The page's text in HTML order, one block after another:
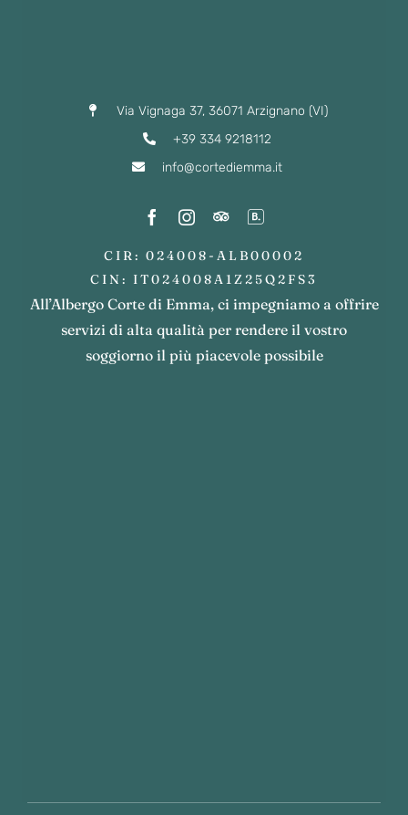
Via Vignaga 37, 36071 Arzignano (VI)
+39 334 9218112
info@cortediemma.it
CIR: 024008-ALB00002
CIN: IT024008A1Z25Q2FS3
All’Albergo Corte di Emma, ci impegniamo a offrire
servizi di alta qualità per rendere il vostro
soggiorno il più piacevole possibile